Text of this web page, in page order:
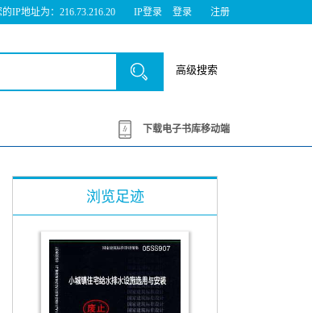
的IP地址为：216.73.216.20 IP登录 登录 注册
高级搜索
下载电子书库移动端
浏览足迹